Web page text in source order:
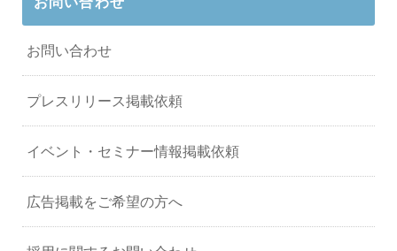
お問い合わせ
プレスリリース掲載依頼
イベント・セミナー情報掲載依頼
広告掲載をご希望の方へ